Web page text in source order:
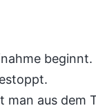
beginnt.
aus dem